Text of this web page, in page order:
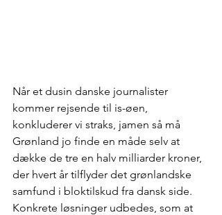
Når et dusin danske journalister
kommer rejsende til is-øen,
konkluderer vi straks, jamen så må
Grønland jo finde en måde selv at
dække de tre en halv milliarder kroner,
der hvert år tilflyder det grønlandske
samfund i bloktilskud fra dansk side.
Konkrete løsninger udbedes, som at